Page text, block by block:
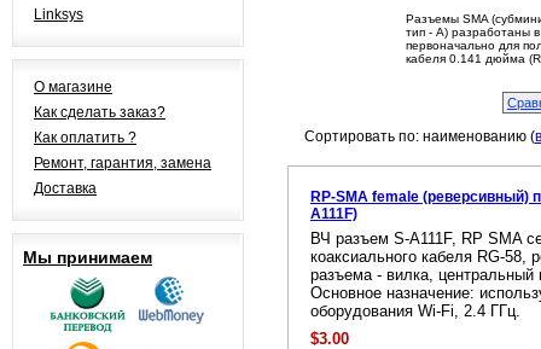
Linksys
О магазине
Как сделать заказ?
Как оплатить ?
Ремонт, гарантия, замена
Доставка
Мы принимаем
Разъемы SMA
тип - А) разработаны в
первоначально для
кабеля 0.141 дюйма
Сортировать по: наименованию (
RP-SMA female (реверсивный)
A111F)
ВЧ разъем S-A111F, RP SMA
коаксиального кабеля RG-58,
разъема - вилка, центральный
Основное назначение:
оборудования Wi-Fi, 2.4 ГГц.
$3.00